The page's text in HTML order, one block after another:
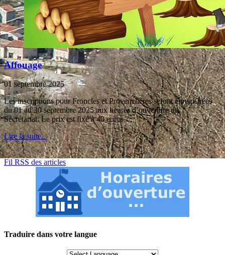
Affouage
01 septembre 2025
Les inscriptions pour Froncles et Provenchères seront enregistrées
du 01 au 30 septembre 2025 aux heures d’ouverture du
Secrétariat. Le prix est fixé à 40 euros
Lire la suite...
Fil RSS des articles
Traduire dans votre langue